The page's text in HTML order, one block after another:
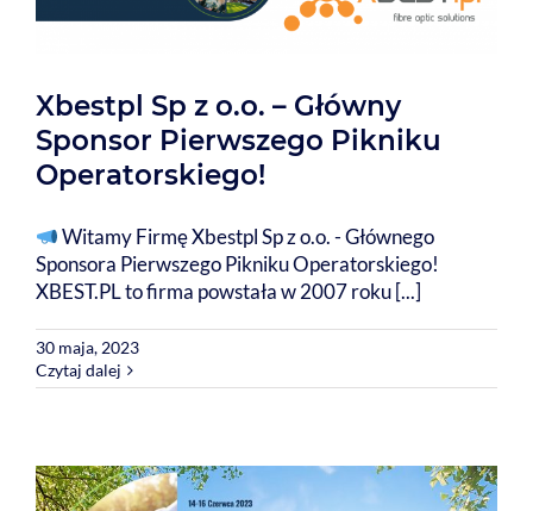
Xbestpl Sp z o.o. – Główny
Sponsor Pierwszego Pikniku
Operatorskiego!
Witamy Firmę Xbestpl Sp z o.o. - Głównego
Sponsora Pierwszego Pikniku Operatorskiego!
XBEST.PL to firma powstała w 2007 roku [...]
30 maja, 2023
Czytaj dalej